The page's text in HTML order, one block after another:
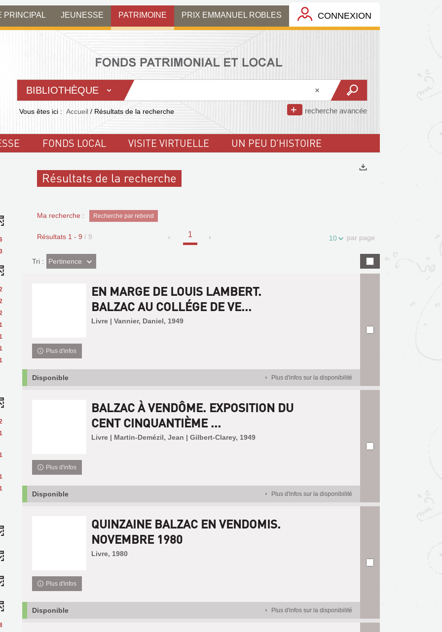
PRINCIPAL JEUNESSE PATRIMOINE PRIX EMMANUEL ROBLES CONNEXION
BIBLIOTHÈQUE
recherche avancée
Vous êtes ici : Accueil / Résultats de la recherche
FONDS LOCAL VISITE VIRTUELLE UN PEU D'HISTOIRE
Résultats de la recherche
Ma recherche : Recherche par rebond
Résultats 1 - 9 / 9 1 10 par page
Tri :(Effet
imédiat)
Pertinence
EN MARGE DE LOUIS LAMBERT.
BALZAC AU COLLÉGE DE VE...
Livre | Vannier, Daniel, 1949
Plus d'infos
Disponible Plus d'infos sur la disponibilité
BALZAC À VENDÔME. EXPOSITION DU
CENT CINQUANTIÈME ...
Livre | Martin-Demézil, Jean | Gilbert-Clarey, 1949
Plus d'infos
Disponible Plus d'infos sur la disponibilité
QUINZAINE BALZAC EN VENDOMIS.
NOVEMBRE 1980
Livre, 1980
Plus d'infos
Disponible Plus d'infos sur la disponibilité